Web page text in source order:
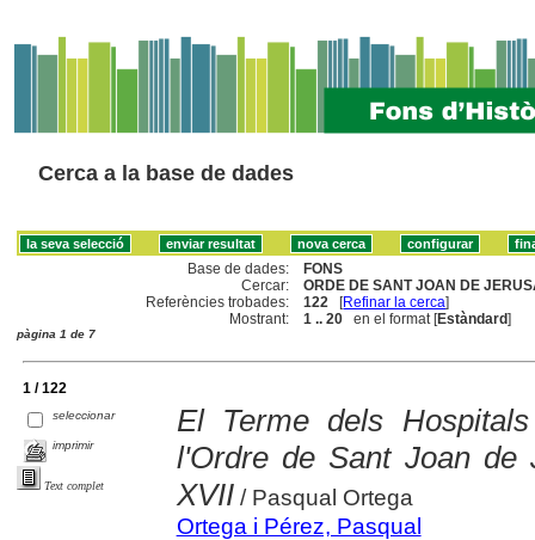
Cerca a la base de dades
Base de dades:
FONS
Cercar:
ORDE DE SANT JOAN DE
Referències trobades:
122 [Refinar la cerca]
Mostrant:
1 .. 20 en el format [Estàndard]
pàgina 1 de 7
1 / 122
seleccionar
imprimir
Text complet
El Terme dels
l'Ordre de Sant Joan de
XVII / Pasqual Ortega
Ortega i Pérez, Pasqual